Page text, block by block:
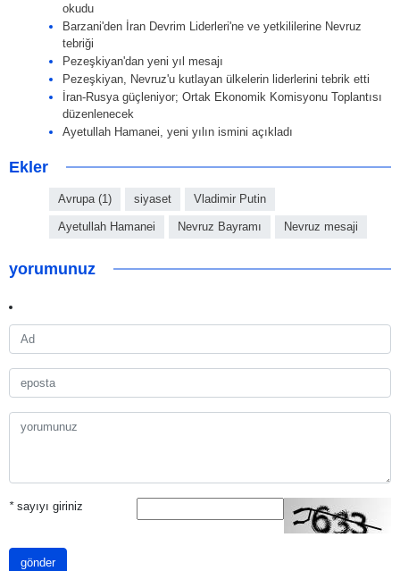
okudu
Barzani'den İran Devrim Liderleri'ne ve yetkililerine Nevruz
tebriği
Pezeşkiyan'dan yeni yıl mesajı
Pezeşkiyan, Nevruz'u kutlayan ülkelerin liderlerini tebrik etti
İran-Rusya güçleniyor; Ortak Ekonomik Komisyonu Toplantısı
düzenlenecek
Ayetullah Hamanei, yeni yılın ismini açıkladı
Ekler
Avrupa (1) siyaset Vladimir Putin
Ayetullah Hamanei Nevruz Bayramı Nevruz mesaji
yorumunuz
*sayıyı giriniz
gönder